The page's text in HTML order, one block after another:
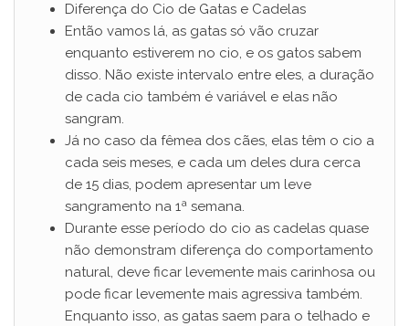
Diferença do Cio de Gatas e Cadelas
Então vamos lá, as gatas só vão cruzar
enquanto estiverem no cio, e os gatos sabem
disso. Não existe intervalo entre eles, a duração
de cada cio também é variável e elas não
sangram.
Já no caso da fêmea dos cães, elas têm o cio a
cada seis meses, e cada um deles dura cerca
de 15 dias, podem apresentar um leve
sangramento na 1ª semana.
Durante esse período do cio as cadelas quase
não demonstram diferença do comportamento
natural, deve ficar levemente mais carinhosa ou
pode ficar levemente mais agressiva também.
Enquanto isso, as gatas saem para o telhado e